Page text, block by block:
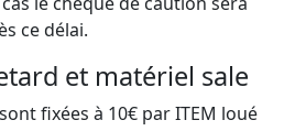
ce délai.
et matériel sale
fixées à 10€ par ITEM loué